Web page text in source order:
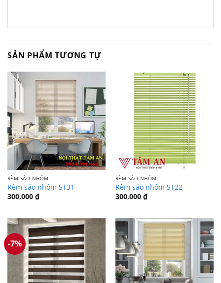
SẢN PHẨM TƯƠNG TỰ
RÈM SÁO NHÔM
Rèm sáo nhôm ST31
300,000 ₫
RÈM SÁO NHÔM
Rèm sáo nhôm ST22
300,000 ₫
-7%